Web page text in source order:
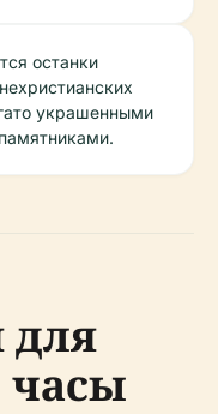
останки
украшенными
часы